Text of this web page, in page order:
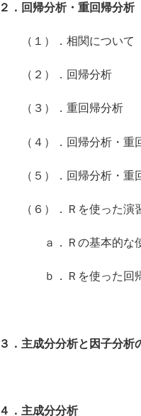
２．回帰分析・重回帰分析
（１）．相関について（
（２）．回帰分析
（３）．重回帰分析
（４）．回帰分析・重
（５）．回帰分析・重回
（６）．Ｒを使った演
ａ．Ｒの基本的な
ｂ．Ｒを使った回帰分
３．主成分分析と因子分析
４．主成分分析